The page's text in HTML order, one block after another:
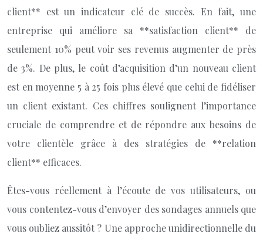
client** est un indicateur clé de succès. En fait, une
entreprise qui améliore sa **satisfaction client** de
seulement 10% peut voir ses revenus augmenter de près
de 3%. De plus, le coût d’acquisition d’un nouveau client
est en moyenne 5 à 25 fois plus élevé que celui de fidéliser
un client existant. Ces chiffres soulignent l’importance
cruciale de comprendre et de répondre aux besoins de
votre clientèle grâce à des stratégies de **relation
client** efficaces.
Êtes-vous réellement à l’écoute de vos utilisateurs, ou
vous contentez-vous d’envoyer des sondages annuels que
vous oubliez aussitôt ? Une approche unidirectionnelle du